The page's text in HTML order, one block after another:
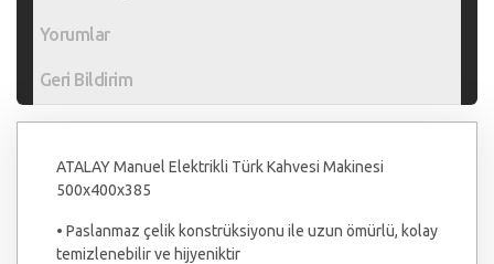
Yorumlar
Geri Bildirim
ATALAY Manuel Elektrikli Türk Kahvesi Makinesi
500x400x385
• Paslanmaz çelik konstrüksiyonu ile uzun ömürlü, kolay
temizlenebilir ve hijyeniktir